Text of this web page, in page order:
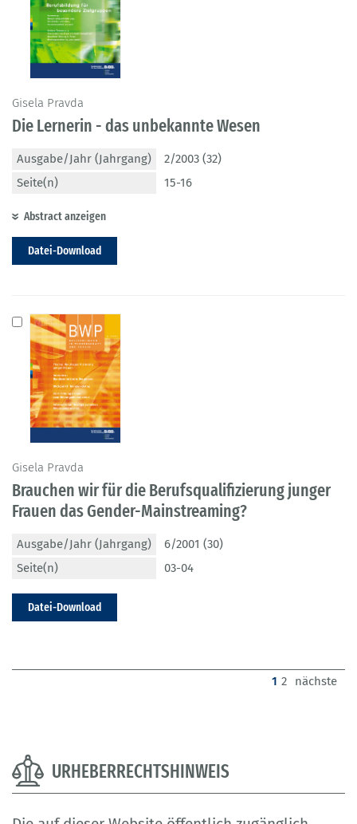
Gisela Pravda
Die Lernerin - das unbekannte Wesen
Ausgabe/Jahr (Jahrgang)
2/2003 (32)
Seite(n)
15-16
Abstract anzeigen
Datei-Download
Gisela Pravda
Brauchen wir für die Berufsqualifizierung junger
Frauen das Gender-Mainstreaming?
Ausgabe/Jahr (Jahrgang)
6/2001 (30)
Seite(n)
03-04
Datei-Download
1 (current)
2 nächste
URHEBERRECHTSHINWEIS